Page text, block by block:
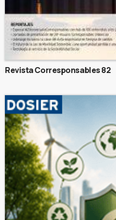
Revista Corresponsables 82